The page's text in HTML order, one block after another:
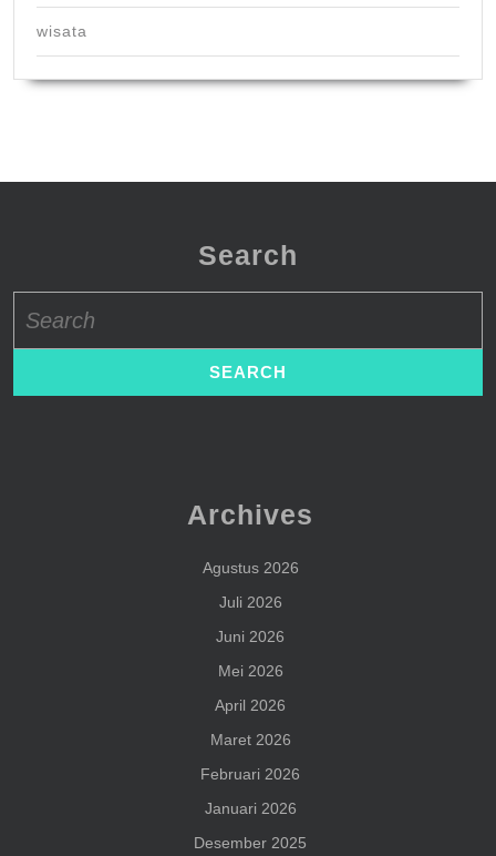
wisata
Search
for:
Archives
Agustus 2026
Juli 2026
Juni 2026
Mei 2026
April 2026
Maret 2026
Februari 2026
Januari 2026
Desember 2025